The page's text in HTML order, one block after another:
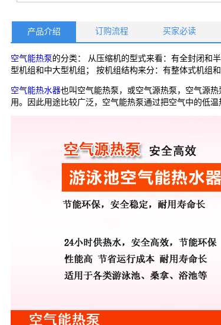
产品介绍 订购流程 买家必读
空气能热泵 的分类： 从压缩机的型式来看：有全封闭和
型机组和中大型机组； 按机组结构来分：有整体式机组
空气能热水器也叫空气能热泵，或空气源热泵，空气源
用。因此用途比较广泛，空气能热泵通过把空气中的低